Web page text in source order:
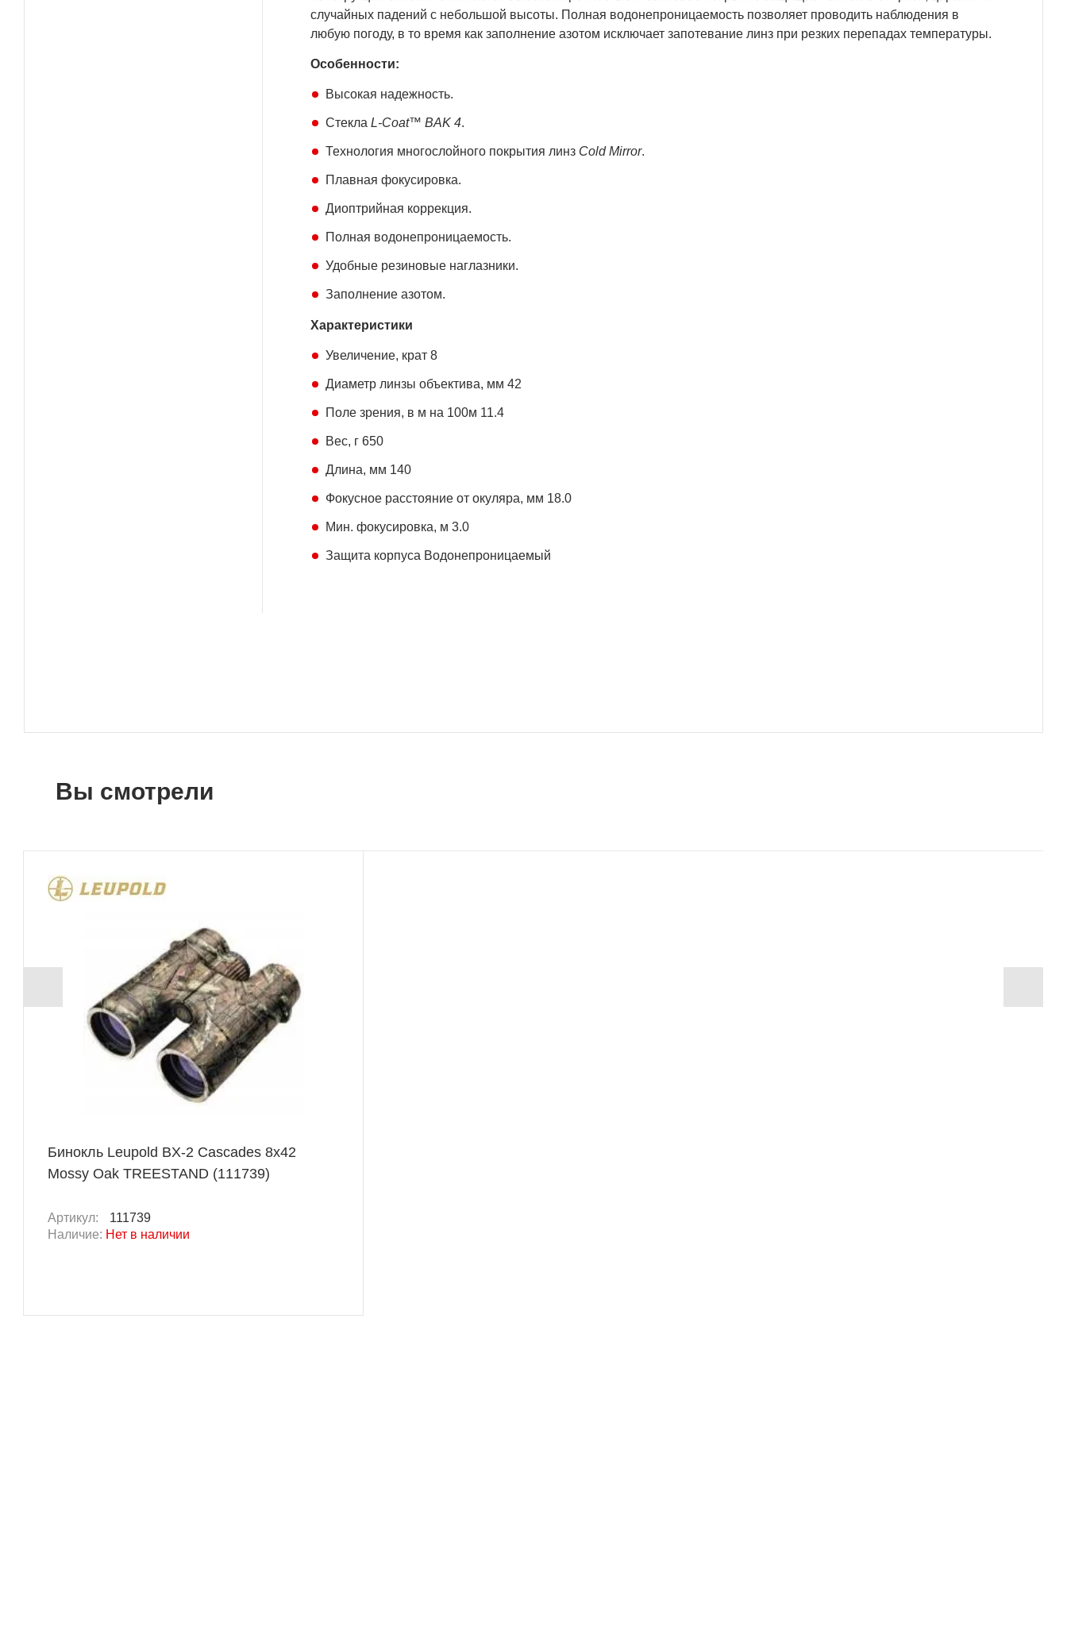
случайных падений с небольшой высоты. Полная водонепроницаемость позволяет проводить наблюдения в
любую погоду, в то время как заполнение азотом исключает запотевание линз при резких перепадах температуры.
Особенности:
Высокая надежность.
Стекла L-Coat™ BAK 4.
Технология многослойного покрытия линз Cold Mirror.
Плавная фокусировка.
Диоптрийная коррекция.
Полная водонепроницаемость.
Удобные резиновые наглазники.
Заполнение азотом.
Характеристики
Увеличение, крат 8
Диаметр линзы объектива, мм 42
Поле зрения, в м на 100м 11.4
Вес, г 650
Длина, мм 140
Фокусное расстояние от окуляра, мм 18.0
Мин. фокусировка, м 3.0
Защита корпуса Водонепроницаемый
Вы смотрели
Бинокль Leupold BX-2 Cascades 8x42
Mossy Oak TREESTAND (111739)
Артикул:
111739
Наличие: Нет в наличии